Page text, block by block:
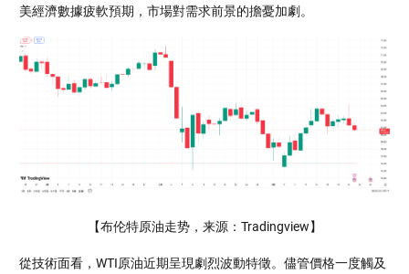
美經濟數據疲軟預期，市場對需求前景的擔憂加劇。
【布伦特原油走势，来源：Tradingview】
從技術面看，WTI原油近期呈現劇烈波動特徵。儘管價格一度觸及